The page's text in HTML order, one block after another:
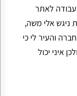
לאתר
ניגש אלי משה,
והעיר לי כי
איני יכול